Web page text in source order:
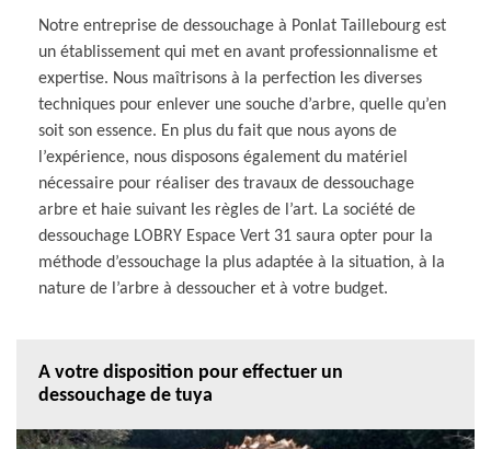
Notre entreprise de dessouchage à Ponlat Taillebourg est
un établissement qui met en avant professionnalisme et
expertise. Nous maîtrisons à la perfection les diverses
techniques pour enlever une souche d’arbre, quelle qu’en
soit son essence. En plus du fait que nous ayons de
l’expérience, nous disposons également du matériel
nécessaire pour réaliser des travaux de dessouchage
arbre et haie suivant les règles de l’art. La société de
dessouchage LOBRY Espace Vert 31 saura opter pour la
méthode d’essouchage la plus adaptée à la situation, à la
nature de l’arbre à dessoucher et à votre budget.
A votre disposition pour effectuer un
dessouchage de tuya